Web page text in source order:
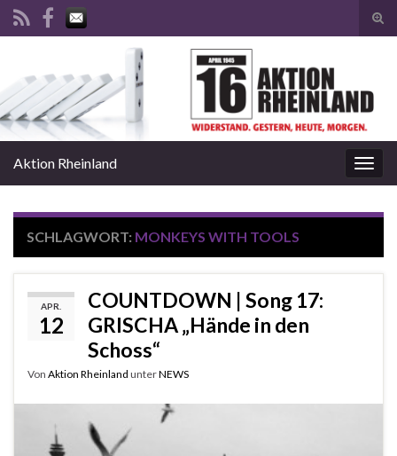
Search for:
Aktion Rheinland
SCHLAGWORT: MONKEYS WITH TOOLS
APR.
12
COUNTDOWN | Song 17:
GRISCHA „Hände in den
Schoss“
Von Aktion Rheinland unterNEWS